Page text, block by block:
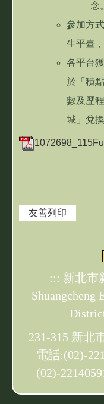
念。
參加方
生平臺
各平台
於「積
數及歷
城」兌換
友善列印
::: 新北市
Shuangcheng
231-315 新北
電話:(02)-
(02)-